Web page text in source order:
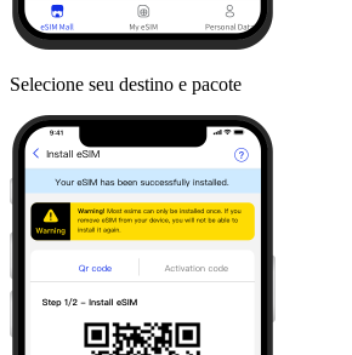
Selecione seu destino e pacote